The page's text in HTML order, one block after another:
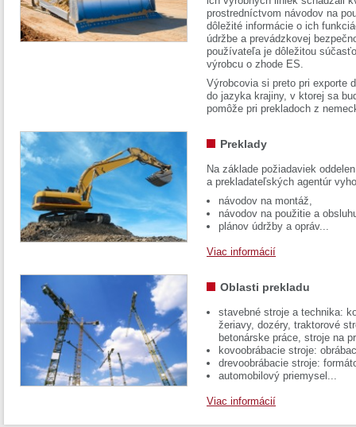
prostredníctvom návodov na
dôležité informácie o ich
údržbe a prevádzkovej
používateľa je dôležitou
výrobcu o zhode ES.
Výrobcovia si preto pri exporte
do jazyka krajiny, v ktorej sa
pomôže pri prekladoch z
Preklady
Na základe požiadaviek
a prekladateľských agentúr
návodov na montáž,
návodov na použitie a
plánov údržby a opráv...
Viac informácií
Oblasti prekladu
stavebné stroje a technika:
žeriavy, dozéry, traktorové
betonárske práce, stroje na
kovoobrábacie stroje:
drevoobrábacie stroje:
automobilový priemysel...
Viac informácií